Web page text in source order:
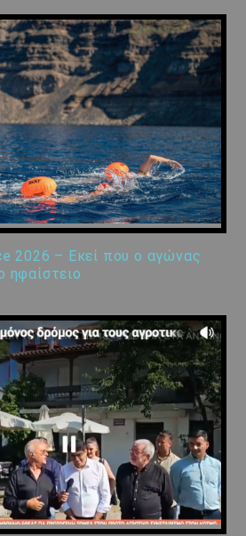
2026 – Εκεί που ο αγώνας
ηφαίστειο